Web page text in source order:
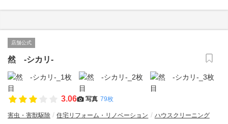
店舗公式
然 -シカリ-
3.06 写真 79枚
害虫・害獣駆除 住宅リフォーム・リノベーション ハウスクリーニング